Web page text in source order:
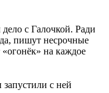
с Галочкой. Ради
пишут несрочные
на каждое
с ней